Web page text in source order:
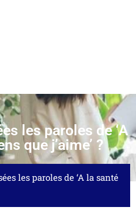
les paroles de ‘A
que j’aime’ ?
les paroles de ‘A la santé